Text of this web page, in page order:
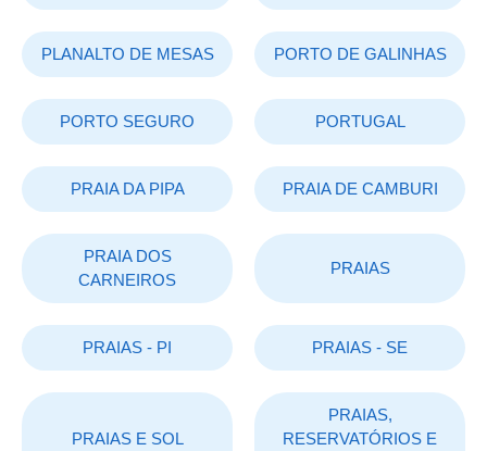
PLANALTO DE MESAS PORTO DE GALINHAS
PORTO SEGURO PORTUGAL
PRAIA DA PIPA PRAIA DE CAMBURI
PRAIA DOS
CARNEIROS
PRAIAS
PRAIAS - PI PRAIAS - SE
PRAIAS E SOL
PRAIAS,
RESERVATÓRIOS E